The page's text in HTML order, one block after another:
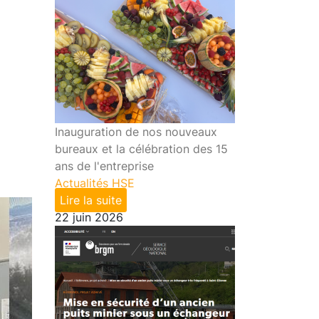
Inauguration de nos nouveaux
bureaux et la célébration des 15
ans de l'entreprise
Actualités HSE
Lire la suite
22 juin 2026